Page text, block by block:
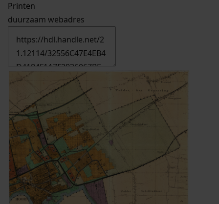
Printen
duurzaam webadres